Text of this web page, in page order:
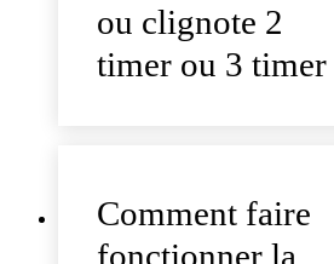
ou clignote 2
timer ou 3 timer
Comment faire
fonctionner la